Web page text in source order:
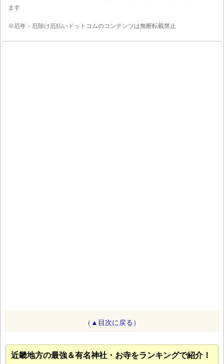
ます
※厄年・厄除け厄払いドットコムのコンテンツは無断転載禁止
（▲目次に戻る）
近畿地方の最強＆有名神社・お寺をランキングで紹介！